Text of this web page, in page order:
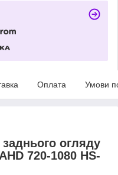
Оплата Умови
огляду
720-1080 HS-